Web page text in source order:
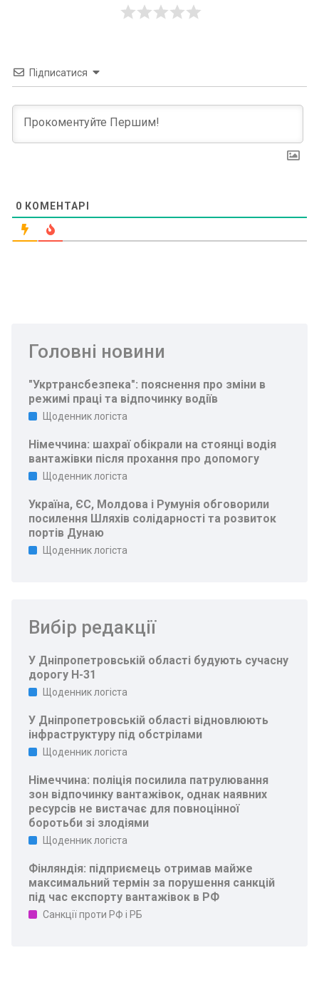
Підписатися
0 КОМЕНТАРІ
Головні новини
"Укртрансбезпека": пояснення про зміни в
режимі праці та відпочинку водіїв
Щоденник логіста
Німеччина: шахраї обікрали на стоянці водія
вантажівки після прохання про допомогу
Щоденник логіста
Україна, ЄС, Молдова і Румунія обговорили
посилення Шляхів солідарності та розвиток
портів Дунаю
Щоденник логіста
Вибір редакції
У Дніпропетровській області будують сучасну
дорогу Н-31
Щоденник логіста
У Дніпропетровській області відновлюють
інфраструктуру під обстрілами
Щоденник логіста
Німеччина: поліція посилила патрулювання
зон відпочинку вантажівок, однак наявних
ресурсів не вистачає для повноцінної
боротьби зі злодіями
Щоденник логіста
Фінляндія: підприємець отримав майже
максимальний термін за порушення санкцій
під час експорту вантажівок в РФ
Санкції проти РФ і РБ